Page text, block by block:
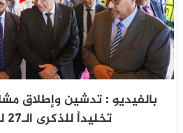
بالفيديو : تدشين وإطلاق
تخليداً للذكرى الـ27 لعيد العرش